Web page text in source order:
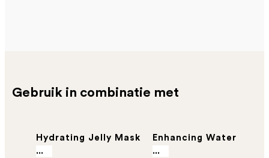
Gebruik in combinatie met
Hydrating Jelly Mask
200ml - Natuurlijk
...
Enhancing Water
100ml
...